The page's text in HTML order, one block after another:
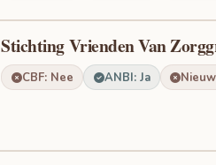
Stichting Vrienden Van
CBF: Nee ANBI: Ja